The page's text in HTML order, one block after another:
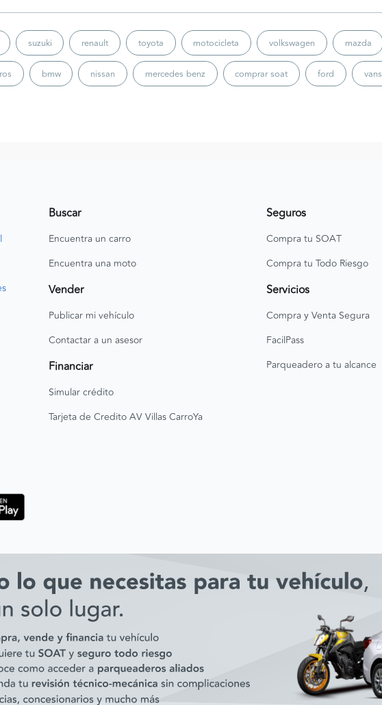
suzuki renault toyota motocicleta volkswagen mazda
bmw nissan mercedes benz comprar soat ford vans
Buscar
Encuentra un carro
Encuentra una moto
Vender
Publicar mi vehículo
Contactar a un asesor
Financiar
Simular crédito
Tarjeta de Credito AV Villas CarroYa
Seguros
Compra tu SOAT
Compra tu Todo Riesgo
Servicios
Compra y Venta Segura
FacilPass
Parqueadero a tu alcance